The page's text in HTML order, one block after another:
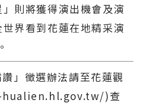
則將獲得演出機會及演
界看到花蓮在地精采演
」徵選辦法請至花蓮觀
)查